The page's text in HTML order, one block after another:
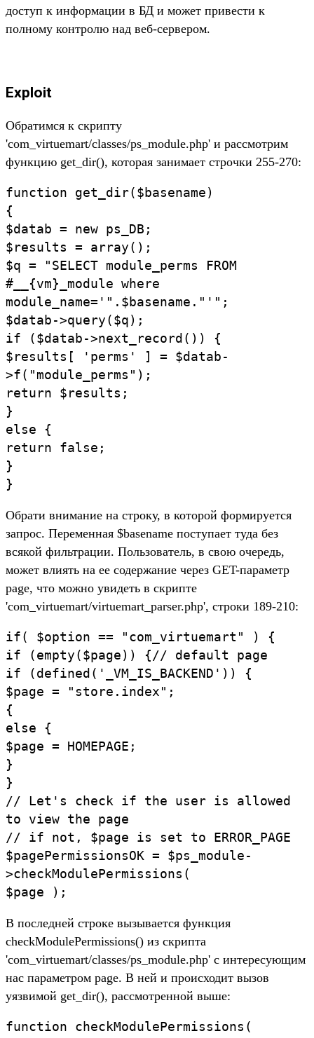
доступ к информации в БД и может привести к
полному контролю над веб-сервером.
Exploit
Обратимся к скрипту
'com_virtuemart/classes/ps_module.php' и рассмотрим
функцию get_dir(), которая занимает строчки 255-270:
function get_dir($basename)
{
$datab = new ps_DB;
$results = array();
$q = "SELECT module_perms FROM
#__{vm}_module where
module_name='".$basename."'";
$datab->query($q);
if ($datab->next_record()) {
$results[ 'perms' ] = $datab-
>f("module_perms");
return $results;
}
else {
return false;
}
}
Обрати внимание на строку, в которой формируется
запрос. Переменная $basename поступает туда без
всякой фильтрации. Пользователь, в свою очередь,
может влиять на еe содержание через GET-параметр
page, что можно увидеть в скрипте
'com_virtuemart/virtuemart_parser.php', строки 189-210:
if( $option == "com_virtuemart" ) {
if (empty($page)) {// default page
if (defined('_VM_IS_BACKEND')) {
$page = "store.index";
{
else {
$page = HOMEPAGE;
}
}
// Let's check if the user is allowed
to view the page
// if not, $page is set to ERROR_PAGE
$pagePermissionsOK = $ps_module-
>checkModulePermissions(
$page );
В последней строке вызывается функция
checkModulePermissions() из скрипта
'com_virtuemart/classes/ps_module.php' с интересующим
нас параметром page. В ней и происходит вызов
уязвимой get_dir(), рассмотренной выше:
function checkModulePermissions(